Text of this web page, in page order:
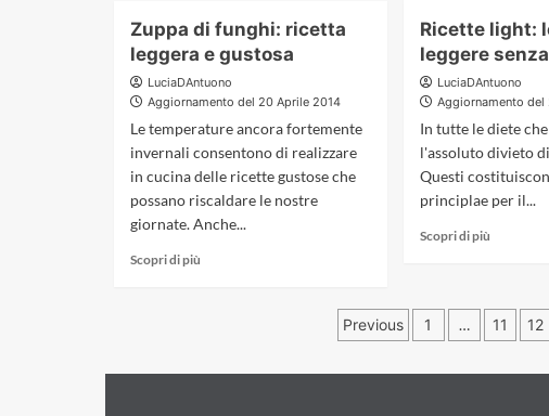
Riso
al
ecco
la
ricetta
light
Zuppa di funghi: ricetta
leggera e gustosa
LuciaDAntuono
Aggiornamento del 20 Aprile 2014
Le temperature ancora fortemente
invernali consentono di realizzare
in cucina delle ricette gustose che
possano riscaldare le nostre
giornate. Anche...
Scopri di piùRead
ricetta
Ricette light:
leggere
LuciaDAntuono
Aggiornamento del
In tutte le diete
l'assoluto divieto
Questi
principlae per il...
Scopri di piùRead
light:
le
leggere
Paginazione
Previous 1 … 11 12